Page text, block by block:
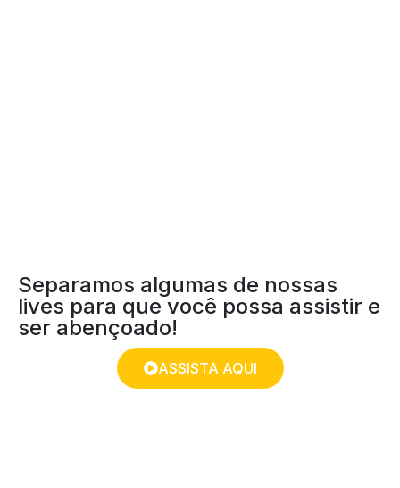
Separamos algumas de nossas
lives para que você possa assistir e
ser abençoado!
ASSISTA AQUI